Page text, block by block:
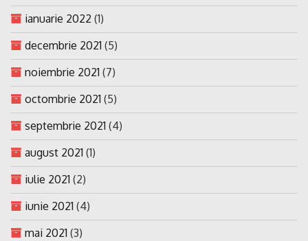
ianuarie 2022 (1)
decembrie 2021 (5)
noiembrie 2021 (7)
octombrie 2021 (5)
septembrie 2021 (4)
august 2021 (1)
iulie 2021 (2)
iunie 2021 (4)
mai 2021 (3)